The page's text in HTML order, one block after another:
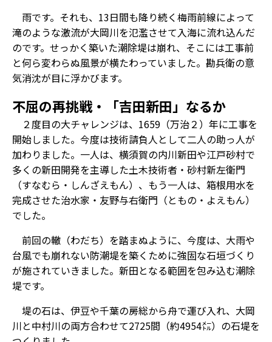
雨です。それも、13日間も降り続く梅雨前線によって
滝のような激流が大岡川を氾濫させて入海に流れ込んだ
のです。せっかく築いた潮除堤は崩れ、そこには工事前
と何ら変わらぬ風景が横たわっていました。勘兵衛の意
気消沈が目に浮かびます。
不屈の再挑戦・「吉田新田」なるか
２度目の大チャレンジは、1659（万治２）年に工事を
開始しました。今度は技術請負人として二人の助っ人が
加わりました。一人は、横須賀の内川新田や江戸砂村で
多くの新田開発を主導した土木技術者・砂村新左衛門
（すなむら・しんざえもん）、もう一人は、箱根用水を
完成させた治水家・友野与右衛門（ともの・よえもん）
でした。
前回の轍（わだち）を踏まぬように、今度は、大雨や
台風でも崩れない防潮堤を築くために強固な石垣づくり
が施されていきました。新田となる範囲を包み込む潮除
堤です。
堤の石は、伊豆や千葉の房総から舟で運び入れ、大岡
川と中村川の両方合わせて2725間（約4954㍍）の石堤を